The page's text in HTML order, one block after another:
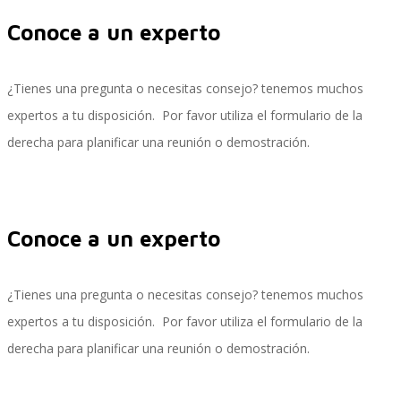
Soluciones de Despliegue Ágil
Optimización de Ambientes de Sistema
Inteligencia de Negocios
Conoce a un experto
¿Tienes una pregunta o necesitas consejo? tenemos muchos
expertos a tu disposición. Por favor utiliza el formulario de la
derecha para planificar una reunión o demostración.
Conoce a un experto
¿Tienes una pregunta o necesitas consejo? tenemos muchos
expertos a tu disposición. Por favor utiliza el formulario de la
derecha para planificar una reunión o demostración.